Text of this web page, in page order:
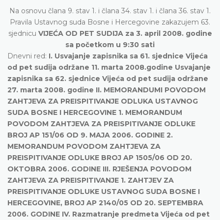
Na osnovu člana 9. stav 1. i člana 34. stav 1. i člana 36. stav 1.
Pravila Ustavnog suda Bosne i Hercegovine zakazujem 63.
sjednicu VIJEĆA OD PET SUDIJA za 3. april 2008. godine
sa početkom u 9:30 sati
Dnevni red: I. Usvajanje zapisnika sa 61. sjednice Vijeća
od pet sudija održane 11. marta 2008.godine Usvajanje
zapisnika sa 62. sjednice Vijeća od pet sudija održane
27. marta 2008. godine II. MEMORANDUMI POVODOM
ZAHTJEVA ZA PREISPITIVANJE ODLUKA USTAVNOG
SUDA BOSNE I HERCEGOVINE 1. MEMORANDUM
POVODOM ZAHTJEVA ZA PREISPITIVANJE ODLUKE
BROJ AP 151/06 OD 9. MAJA 2006. GODINE 2.
MEMORANDUM POVODOM ZAHTJEVA ZA
PREISPITIVANJE ODLUKE BROJ AP 1505/06 OD 20.
OKTOBRA 2006. GODINE III. RJEŠENJA POVODOM
ZAHTJEVA ZA PREISPITIVANJE 1. ZAHTJEV ZA
PREISPITIVANJE ODLUKE USTAVNOG SUDA BOSNE I
HERCEGOVINE, BROJ AP 2140/05 OD 20. SEPTEMBRA
2006. GODINE IV. Razmatranje predmeta Vijeća od pet